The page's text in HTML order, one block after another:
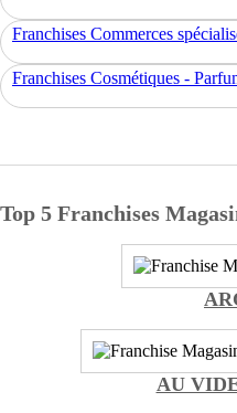
Franchises Commerces
Franchises Cosmétiques -
Top 5 Franchises
AU